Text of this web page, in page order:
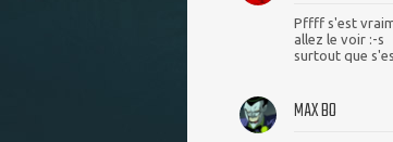
Pffff s'est
allez le voir :-s
surtout que
MAX BO